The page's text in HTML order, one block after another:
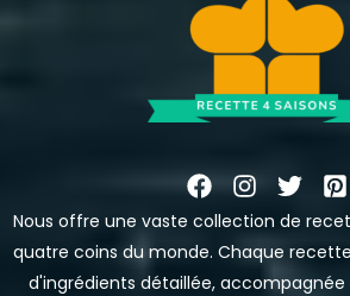
Nous offre une vaste collection de
quatre coins du monde. Chaque
d'ingrédients détaillée,